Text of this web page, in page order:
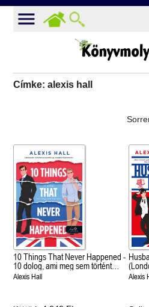
Címke: alexis hall
10 Things That Never Happened -
10 dolog, ami meg sem történt
(Material World 1.)
Alexis Hall Alexis